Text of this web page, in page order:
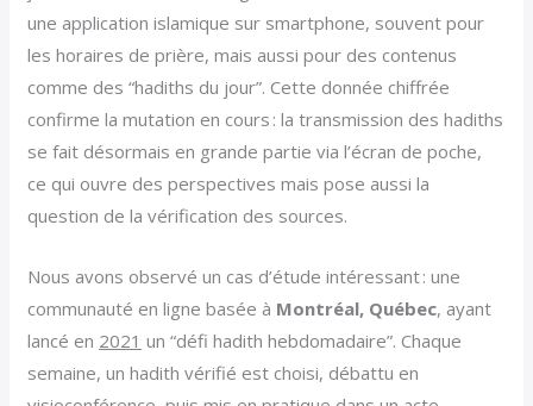
une application islamique sur smartphone, souvent pour
les horaires de prière, mais aussi pour des contenus
comme des “hadiths du jour”. Cette donnée chiffrée
confirme la mutation en cours : la transmission des hadiths
se fait désormais en grande partie via l’écran de poche,
ce qui ouvre des perspectives mais pose aussi la
question de la vérification des sources.
Nous avons observé un cas d’étude intéressant : une
communauté en ligne basée à Montréal, Québec, ayant
lancé en 2021 un “défi hadith hebdomadaire”. Chaque
semaine, un hadith vérifié est choisi, débattu en